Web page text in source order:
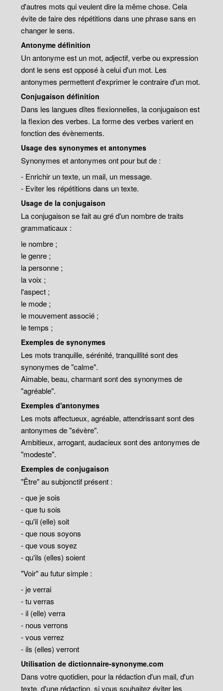
d'autres mots qui veulent dire la même chose. Cela
évite de faire des répétitions dans une phrase sans en
changer le sens.
Antonyme définition
Un antonyme est un mot, adjectif, verbe ou expression
dont le sens est opposé à celui d'un mot. Les
antonymes permettent d'exprimer le contraire d'un mot.
Conjugaison définition
Dans les langues dîtes flexionnelles, la conjugaison est
la flexion des verbes. La forme des verbes varient en
fonction des évènements.
Usage des synonymes et antonymes
Synonymes et antonymes ont pour but de :
- Enrichir un texte, un mail, un message.
- Eviter les répétitions dans un texte.
Usage de la conjugaison
La conjugaison se fait au gré d'un nombre de traits
grammaticaux :
le nombre ;
le genre ;
la personne ;
la voix ;
l'aspect ;
le mode ;
le mouvement associé ;
le temps ;
Exemples de synonymes
Les mots tranquille, sérénité, tranquillité sont des
synonymes de "calme".
Aimable, beau, charmant sont des synonymes de
"agréable".
Exemples d'antonymes
Les mots affectueux, agréable, attendrissant sont des
antonymes de "sévère".
Ambitieux, arrogant, audacieux sont des antonymes de
"modeste".
Exemples de conjugaison
"Être" au subjonctif présent :
- que je sois
- que tu sois
- qu'il (elle) soit
- que nous soyons
- que vous soyez
- qu'ils (elles) soient
"Voir" au futur simple :
- je verrai
- tu verras
- il (elle) verra
- nous verrons
- vous verrez
- ils (elles) verront
Utilisation de dictionnaire-synonyme.com
Dans votre quotidien, pour la rédaction d'un mail, d'un
texte, d'une rédaction, si vous souhaitez éviter les